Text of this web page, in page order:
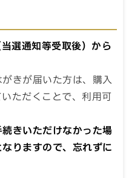
選通知等受取後）から
きが届いた方は、購入
ただくことで、利用可
続きいただけなかった場
りますので、忘れずに